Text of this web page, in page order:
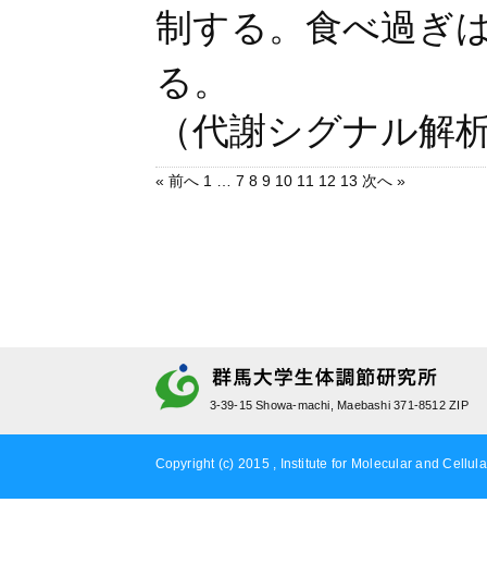
制する。食べ過ぎ
る。
（代謝シグナル解
« 前へ 1 7 8 9 10 11 12 13 次へ »
3-39-15 Showa-machi, Maebashi 371-8512 ZIP
Copyright (c) 2015 , Institute for Molecular and